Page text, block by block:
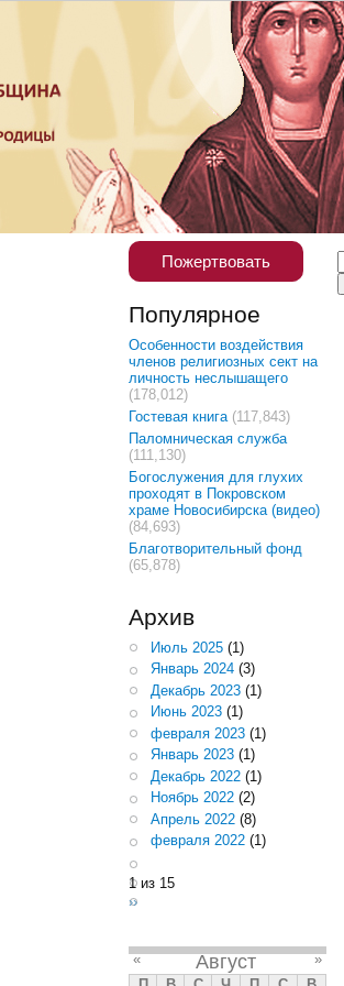
Пожертвовать
Популярное
Особенности воздействия
членов религиозных сект на
личность неслышащего
(178,012)
Гостевая книга (117,843)
Паломническая служба
(111,130)
Богослужения для глухих
проходят в Покровском
храме Новосибирска (видео)
(84,693)
Благотворительный фонд
(65,878)
Архив
Июль 2025(1)
Январь 2024(3)
Декабрь 2023(1)
Июнь 2023(1)
февраля 2023(1)
Январь 2023(1)
Декабрь 2022(1)
Ноябрь 2022(2)
Апрель 2022(8)
февраля 2022(1)
1 из 15
››
« Август
»